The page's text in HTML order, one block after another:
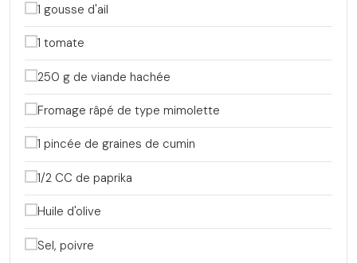
1 gousse d'ail
1 tomate
250 g de viande hachée
Fromage râpé de type mimolette
1 pincée de graines de cumin
1/2 CC de paprika
Huile d'olive
Sel, poivre